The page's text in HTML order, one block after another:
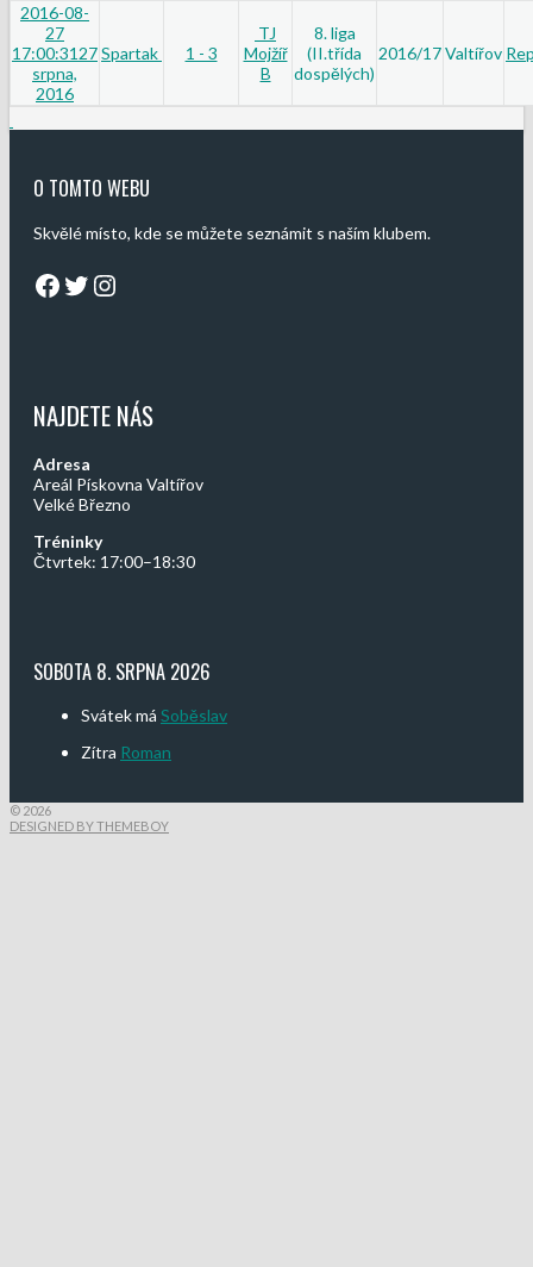
2016-08-
27
17:00:31 27
srpna,
2016
Spartak 1 - 3
TJ
Mojžíř
B
8. liga
(II.třída
dospělých)
2016/17Valtířov
O TOMTO WEBU
Skvělé místo, kde se můžete seznámit s naším klubem.
Facebook
Twitter
Instagram
NAJDETE NÁS
Adresa
Areál Pískovna Valtířov
Velké Březno
Tréninky
Čtvrtek: 17:00–18:30
SOBOTA 8. SRPNA 2026
Svátek má Soběslav
Zítra Roman
© 2026
DESIGNED BY THEMEBOY